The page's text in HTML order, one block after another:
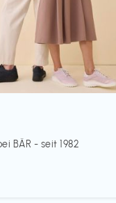
BÄR - seit 1982